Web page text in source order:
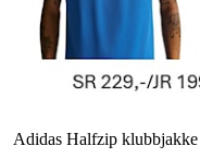
Adidas Halfzip klubbjakke